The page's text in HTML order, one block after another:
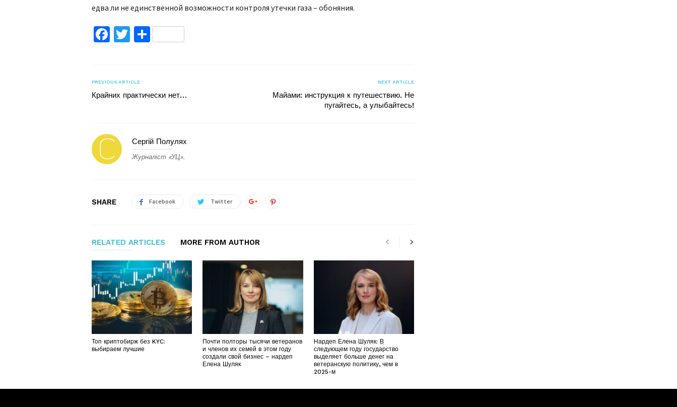
едва ли не единственной возможности контроля утечки газа – обоняния.
Facebook
TwitterПоділитися
PREVIOUS ARTICLE
Крайних практически нет…
NEXT ARTICLE
Майами: инструкция к путешествию. Не
пугайтесь, а улыбайтесь!
Сергій Полулях
Журналіст «УЦ».
SHARE Facebook Twitter
RELATED ARTICLES MORE FROM AUTHOR
Топ криптобирж без KYC:
выбираем лучшие
Почти полторы тысячи ветеранов
и членов их семей в этом году
создали свой бизнес – нардеп
Елена Шуляк
Нардеп Елена Шуляк: В
следующем году государство
выделяет больше денег на
ветеранскую политику, чем в
2025-м